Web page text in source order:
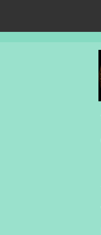
au